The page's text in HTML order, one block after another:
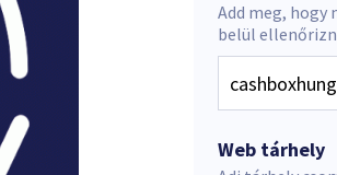
Add meg, hogy
belül
Web tárhely